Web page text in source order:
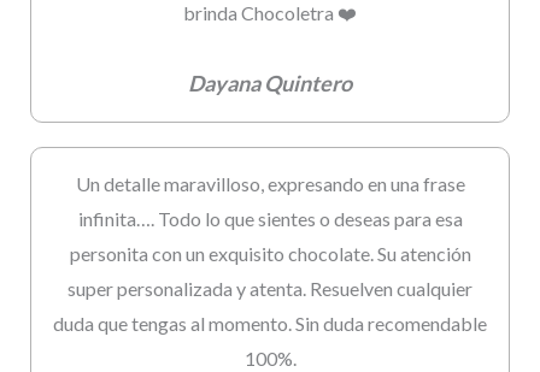
brinda Chocoletra ❤️
Dayana Quintero
Un detalle maravilloso, expresando en una frase
infinita…. Todo lo que sientes o deseas para esa
personita con un exquisito chocolate. Su atención
super personalizada y atenta. Resuelven cualquier
duda que tengas al momento. Sin duda recomendable
100%.